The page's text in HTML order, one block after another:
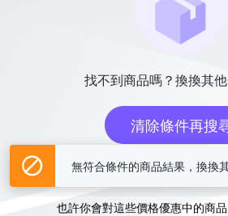
找不到商品嗎？換換其他
清除條件再搜
或
也許你會對這些價格優惠中的商品
無符合條件的商品結果，換換